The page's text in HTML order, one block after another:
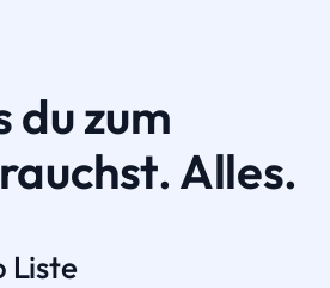
du zum
Alles.
Liste